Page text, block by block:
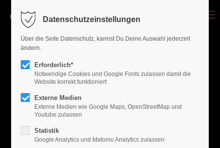
Login
Benutzername
Passwort
UPCOMING EVENTS
WORLD GREATEST
PARTYS
Datenschutzeinstellungen
Über die Seite Datenschutz, kannst Du Deine Auswahl jederzeit
ändern.
Erforderlich*
Notwendige Cookies und Google Fonts zulassen damit die
Website korrekt funktioniert
Externe Medien
Externe Medien wie Google Maps, OpenStreetMap und
Youtube zulassen
Statistik
Google Analytics und Matomo Analytics zulassen